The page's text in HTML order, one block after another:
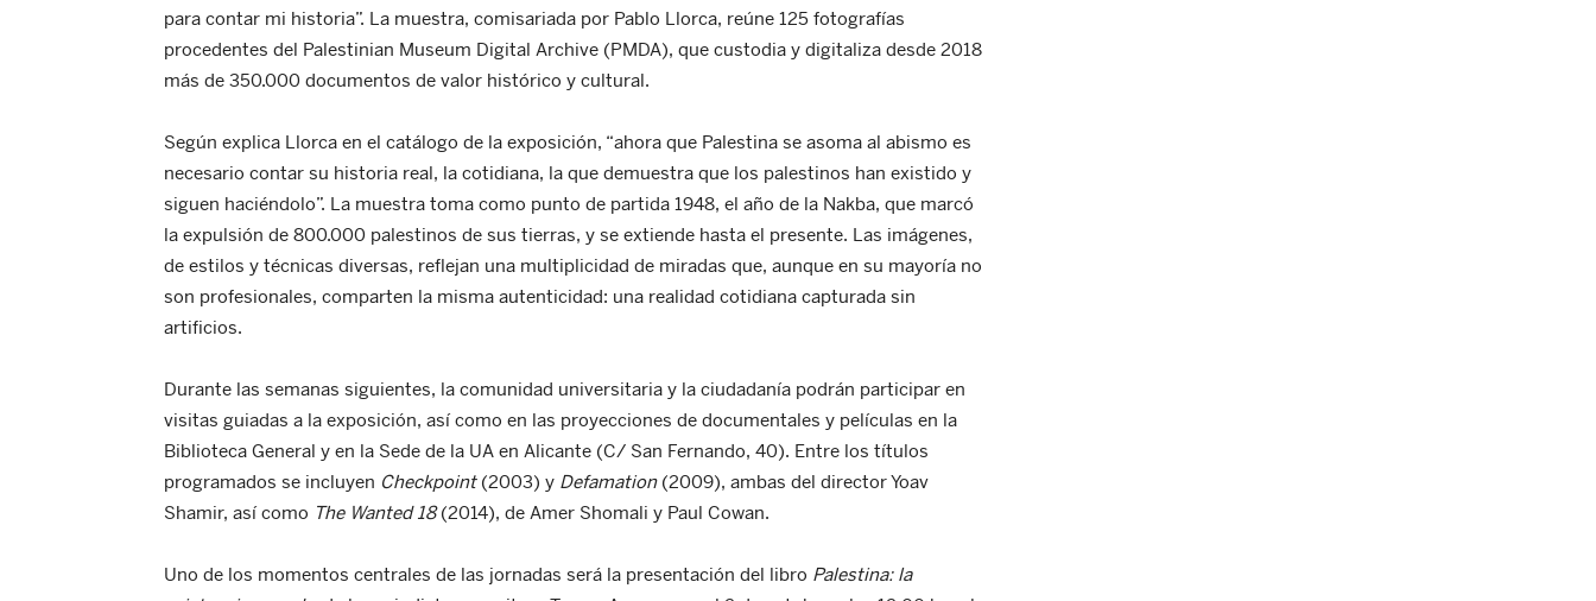
para contar mi historia”. La muestra, comisariada por Pablo Llorca, reúne 125 fotografías
procedentes del Palestinian Museum Digital Archive (PMDA), que custodia y digitaliza desde 2018
más de 350.000 documentos de valor histórico y cultural.
Según explica Llorca en el catálogo de la exposición, “ahora que Palestina se asoma al abismo es
necesario contar su historia real, la cotidiana, la que demuestra que los palestinos han existido y
siguen haciéndolo”. La muestra toma como punto de partida 1948, el año de la Nakba, que marcó
la expulsión de 800.000 palestinos de sus tierras, y se extiende hasta el presente. Las imágenes,
de estilos y técnicas diversas, reflejan una multiplicidad de miradas que, aunque en su mayoría no
son profesionales, comparten la misma autenticidad: una realidad cotidiana capturada sin
artificios.
Durante las semanas siguientes, la comunidad universitaria y la ciudadanía podrán participar en
visitas guiadas a la exposición, así como en las proyecciones de documentales y películas en la
Biblioteca General y en la Sede de la UA en Alicante (C/ San Fernando, 40). Entre los títulos
programados se incluyen Checkpoint(2003) y Defamation (2009), ambas del director Yoav
Shamir, así como The Wanted 18(2014), de Amer Shomali y Paul Cowan.
Uno de los momentos centrales de las jornadas será la presentación del libro Palestina: la